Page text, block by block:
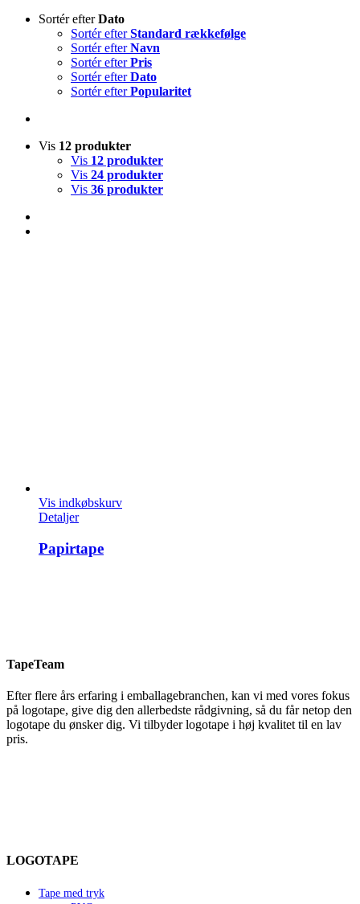
Sortér efterDato
Sortér efterStandard rækkefølge
Sortér efterNavn
Sortér efterPris
Sortér efterDato
Sortér efterPopularitet
Vis 12 produkter
Vis 12 produkter
Vis 24 produkter
Vis 36 produkter
Vis indkøbskurv
Detaljer
Papirtape
TapeTeam
Efter flere års erfaring i emballagebranchen, kan vi med vores fokus
på logotape, give dig den allerbedste rådgivning, så du får netop den
logotape du ønsker dig. Vi tilbyder logotape i høj kvalitet til en lav
pris.
LOGOTAPE
Tape med tryk